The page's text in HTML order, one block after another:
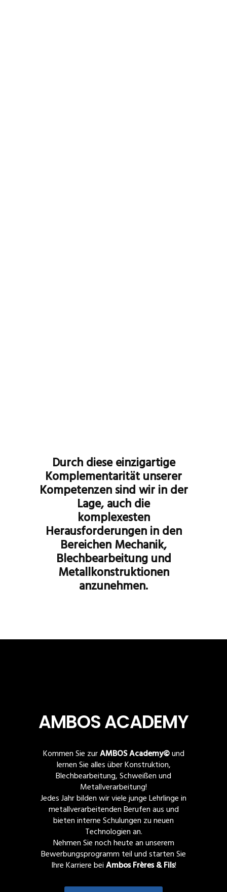
Durch diese einzigartige
Komplementarität unserer
Kompetenzen sind wir in der
Lage, auch die
komplexesten
Herausforderungen in den
Bereichen Mechanik,
Blechbearbeitung und
Metallkonstruktionen
anzunehmen.
AMBOS ACADEMY
Kommen Sie zurAMBOS Academy©und
lernen Sie alles über Konstruktion,
Blechbearbeitung, Schweißen und
Metallverarbeitung!
Jedes Jahr bilden wir viele junge Lehrlinge in
metallverarbeitenden Berufen aus und
bieten interne Schulungen zu neuen
Technologien an.
Nehmen Sie noch heute an unserem
Bewerbungsprogramm teil und starten Sie
Ihre Karriere beiAmbos Frères & Fils!